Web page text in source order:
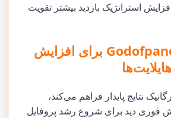
استراتژیک بازدید بیشتر تقویت
استفاده از Godofpanel برای افزایش
نتایج پایدار فراهم می‌کند،
فوری دید برای شروع رشد پروفایل